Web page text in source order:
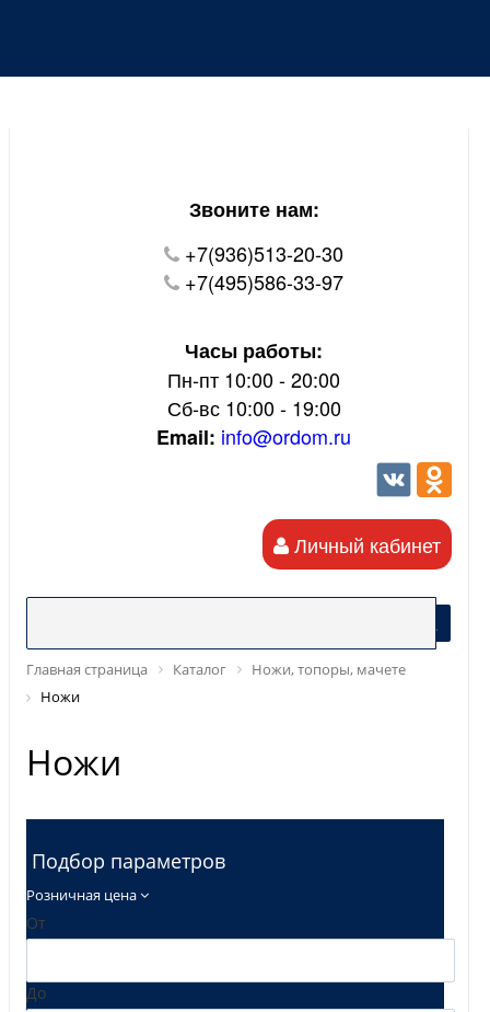
В настоящий момент на нашем сайте ведуться
Звоните нам:
+7(936)513-20-30
+7(495)586-33-97
Часы работы:
Пн-пт 10:00 - 20:00
Сб-вс 10:00 - 19:00
Email: info@ordom.ru
Личный кабинет
Главная страница Каталог
Ножи, топоры, мачете
Ножи
Ножи
Подбор параметров
Розничная цена
От
До